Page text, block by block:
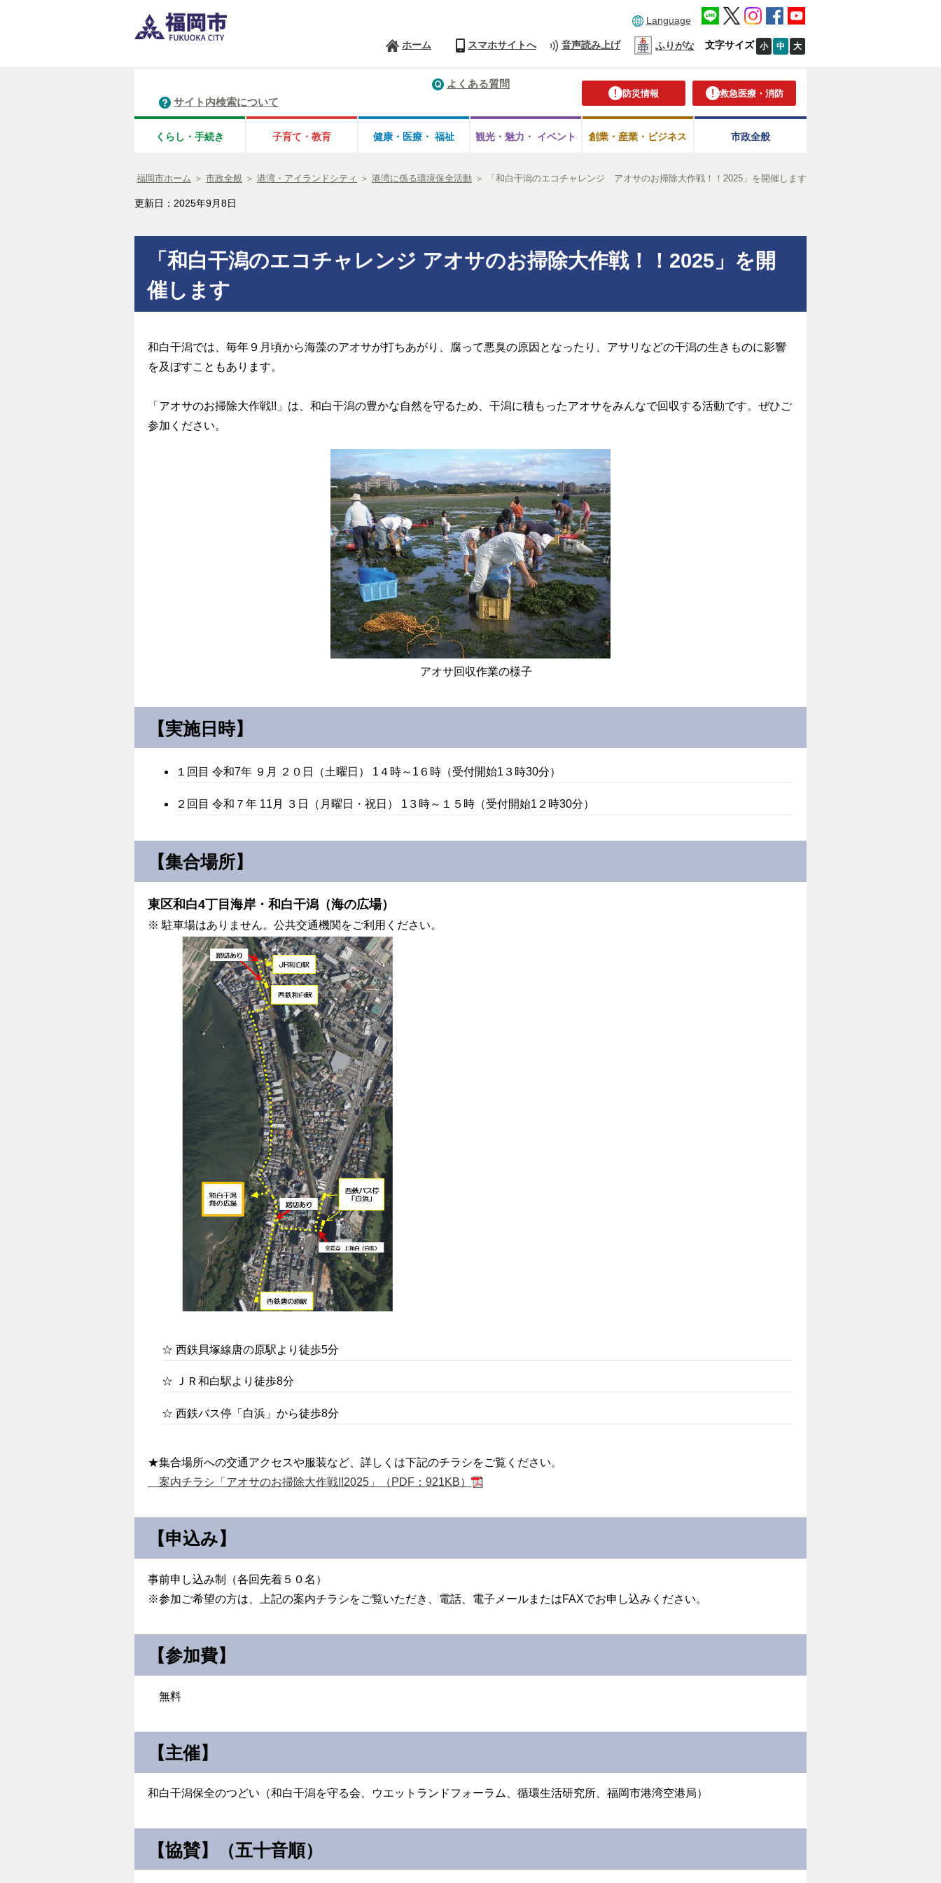
Language
ホーム スマホサイトへ 音声読み上げ ふりがな 文字サイズ 小 中 大
防災情報 救急医療・消防
よくある質問
サイト内検索について
くらし・手続き 子育て・教育 健康・医療・ 福祉 観光・魅力・ イベント 創業・産業・ビジネス 市政全般
福岡市ホーム ＞ 市政全般 ＞ 港湾・アイランドシティ ＞ 港湾に係る環境保全活動 ＞ 「和白干潟のエコチャレンジ アオサのお掃除大作戦！！2025」を開催します
更新日：2025年9月8日
「和白干潟のエコチャレンジ アオサのお掃除大作戦！！2025」を開
催します
和白干潟では、毎年９月頃から海藻のアオサが打ちあがり、腐って悪臭の原因となったり、アサリなどの干潟の生きものに影響
を及ぼすこともあります。
「アオサのお掃除大作戦!!」は、和白干潟の豊かな自然を守るため、干潟に積もったアオサをみんなで回収する活動です。ぜひご
参加ください。
アオサ回収作業の様子
【実施日時】
１回目 令和7年 ９月 ２０日（土曜日） 1４時～1６時（受付開始1３時30分）
２回目 令和７年 11月 ３日（月曜日・祝日） 1３時～１５時（受付開始1２時30分）
【集合場所】
東区和白4丁目海岸・和白干潟（海の広場）
※ 駐車場はありません。公共交通機関をご利用ください。
☆ 西鉄貝塚線唐の原駅より徒歩5分
☆ ＪＲ和白駅より徒歩8分
☆ 西鉄バス停「白浜」から徒歩8分
★集合場所への交通アクセスや服装など、詳しくは下記のチラシをご覧ください。
案内チラシ「アオサのお掃除大作戦!!2025」（PDF：921KB）
【申込み】
事前申し込み制（各回先着５０名）
※参加ご希望の方は、上記の案内チラシをご覧いただき、電話、電子メールまたはFAXでお申し込みください。
【参加費】
無料
【主催】
和白干潟保全のつどい（和白干潟を守る会、ウエットランドフォーラム、循環生活研究所、福岡市港湾空港局）
【協賛】（五十音順）